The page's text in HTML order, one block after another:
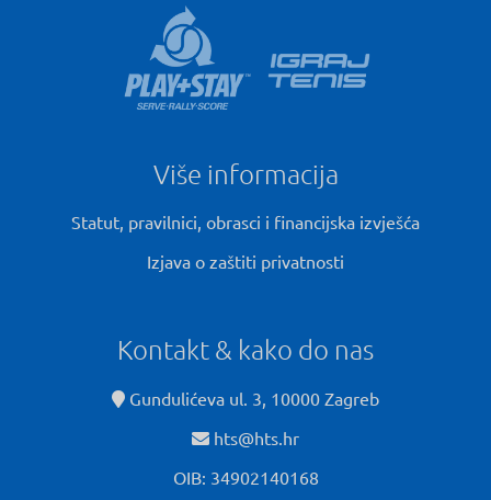
Više informacija
Statut, pravilnici, obrasci i financijska izvješća
Izjava o zaštiti privatnosti
Kontakt & kako do nas
Gundulićeva ul. 3, 10000 Zagreb
hts@hts.hr
OIB: 34902140168